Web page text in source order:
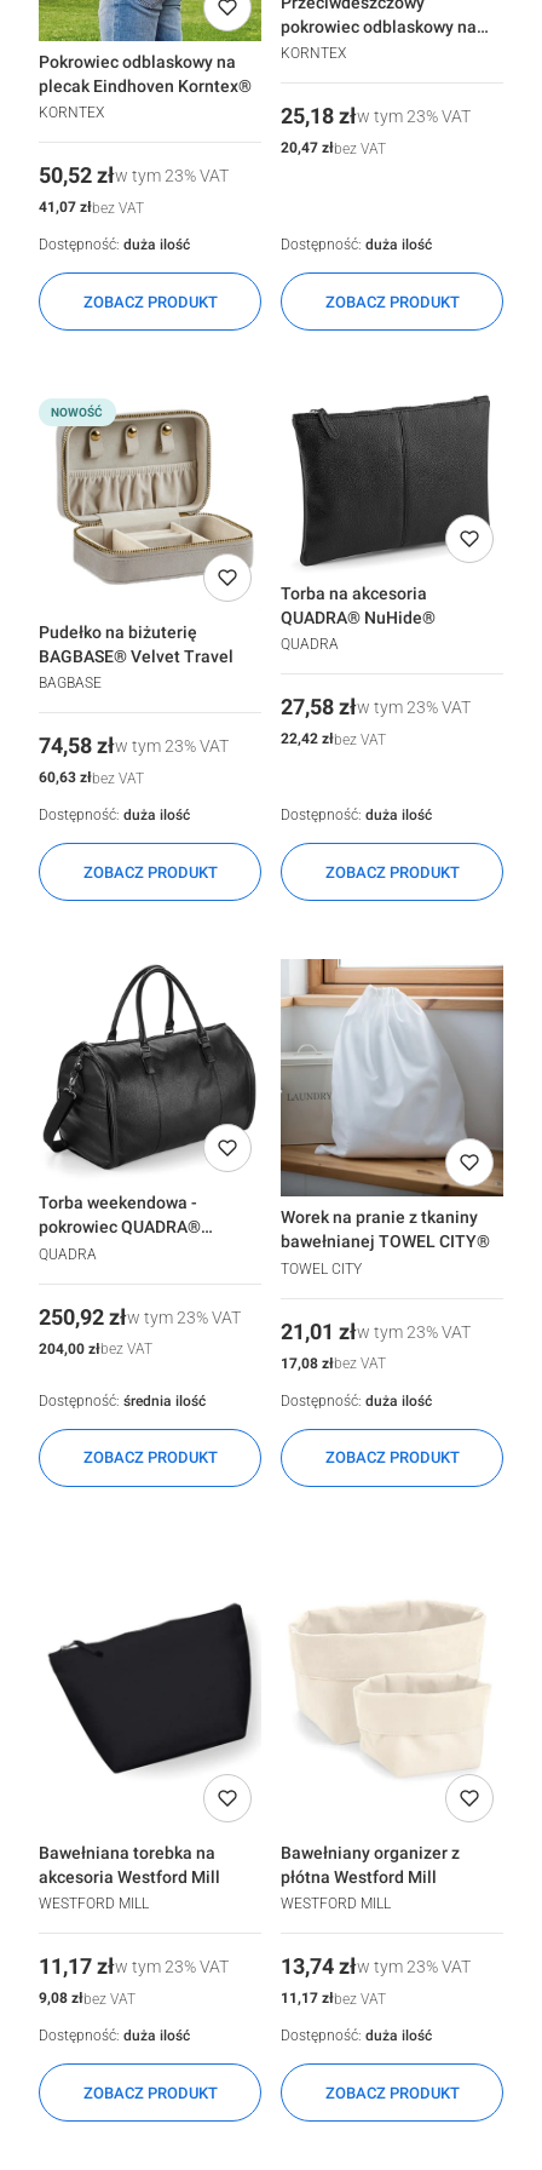
Pokrowiec odblaskowy na
plecak Eindhoven Korntex®
KORNTEX
Cena
50,52 złw tym23%VAT
Cena
41,07 złbez VAT
ZOBACZ PRODUKT
Dostępność: duża ilość
pokrowiec odblaskowy na
kask rowerowy KORNTEX®
KORNTEX
Cena
25,18 złw tym23%VAT
Cena
20,47 złbez VAT
ZOBACZ PRODUKT
Dostępność: duża ilość
NOWOŚĆ
Pudełko na biżuterię
BAGBASE® Velvet Travel
BAGBASE
Cena
74,58 złw tym23%VAT
Cena
60,63 złbez VAT
ZOBACZ PRODUKT
Dostępność: duża ilość
Torba na akcesoria
QUADRA® NuHide®
QUADRA
Cena
27,58 złw tym23%VAT
Cena
22,42 złbez VAT
ZOBACZ PRODUKT
Dostępność: duża ilość
Torba weekendowa -
pokrowiec QUADRA®
NuHide®
QUADRA
Cena
250,92 złw tym23%VAT
Cena
204,00 złbez VAT
ZOBACZ PRODUKT
Dostępność: średnia ilość
Worek na pranie z tkaniny
bawełnianej TOWEL CITY®
TOWEL CITY
Cena
21,01 złw tym23%VAT
Cena
17,08 złbez VAT
ZOBACZ PRODUKT
Dostępność: duża ilość
Bawełniana torebka na
akcesoria Westford Mill
WESTFORD MILL
Cena
11,17 złw tym23%VAT
Cena
9,08 złbez VAT
ZOBACZ PRODUKT
Dostępność: duża ilość
Bawełniany organizer z
płótna Westford Mill
WESTFORD MILL
Cena
13,74 złw tym23%VAT
Cena
11,17 złbez VAT
ZOBACZ PRODUKT
Dostępność: duża ilość